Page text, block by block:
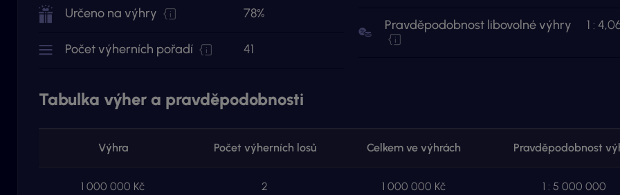
Určeno na výhry 78%
Počet výherních pořadí 41
Pravděpodobnost libovolné výhry 1 :
Tabulka výher a pravděpodobnosti
Výhra Počet výherních losů Celkem ve výhrách Pravděpodobnost
1 000 000 Kč 2 1 000 000 Kč 1 : 5 000 000